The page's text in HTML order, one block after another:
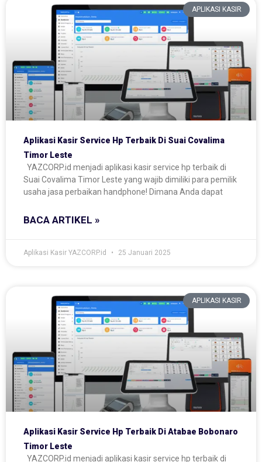
APLIKASI KASIR
Aplikasi Kasir Service Hp Terbaik Di Suai Covalima
Timor Leste
YAZCORP.id menjadi aplikasi kasir service hp terbaik di
Suai Covalima Timor Leste yang wajib dimiliki para pemilik
usaha jasa perbaikan handphone! Dimana Anda dapat
BACA ARTIKEL »
Aplikasi Kasir YAZCORP.id 25 Januari 2025
APLIKASI KASIR
Aplikasi Kasir Service Hp Terbaik Di Atabae Bobonaro
Timor Leste
YAZCORP.id menjadi aplikasi kasir service hp terbaik di